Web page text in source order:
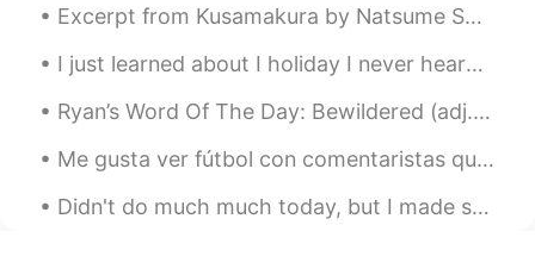
Excerpt from Kusamakura by Natsume Soseki. Yes, a poem, a painting, can draw the sting of troubl...
I just learned about I holiday I never heard. But Happy National Day to China. Are there anymore ...
Ryan’s Word Of The Day: Bewildered (adj.) Meaning: Confused Example (1): “I am constantly left...
Me gusta ver fútbol con comentaristas que hablan español porque cuando hay un gol: Gooooooooool ...
Didn't do much much today, but I made some major strides towards reconnecting with my home. Fligh...